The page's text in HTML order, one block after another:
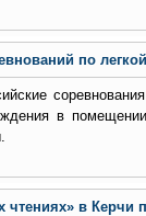
по
в
чтениях» в Керчи